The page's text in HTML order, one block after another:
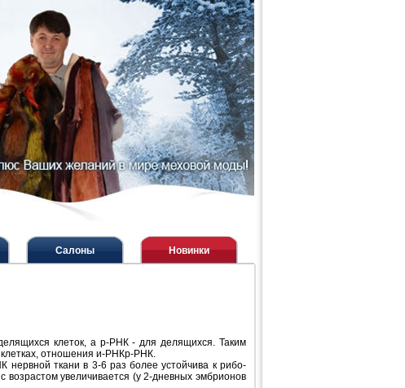
Салоны Новинки
клеток, а р-РНК - для делящихся. Таким
отношения и-РНКр-РНК.
нервной ткани в 3-6 раз более устойчива к рибо-
увеличивается (у 2-дневных эмбрионов